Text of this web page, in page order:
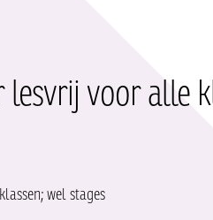
voor alle
wel stages